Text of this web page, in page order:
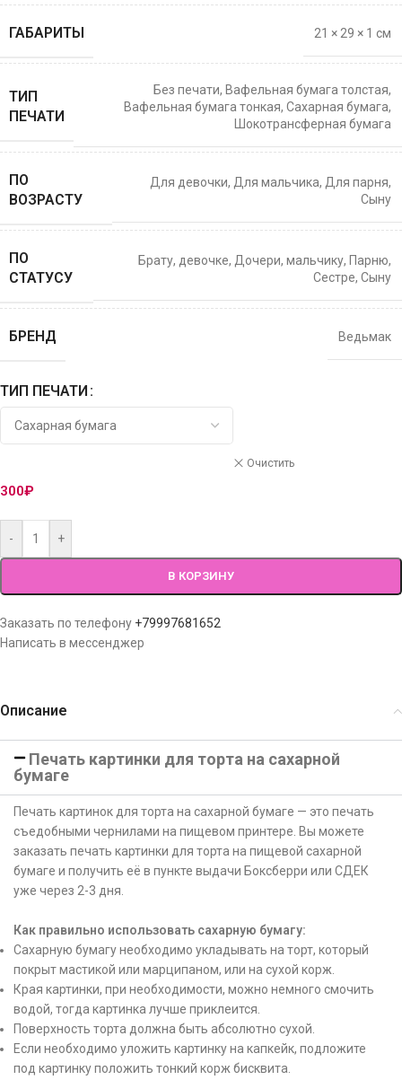
ГАБАРИТЫ 21 × 29 × 1 см
ТИП
ПЕЧАТИ
Без печати, Вафельная бумага толстая,
Вафельная бумага тонкая, Сахарная бумага,
Шокотрансферная бумага
ПО
ВОЗРАСТУ
Для девочки, Для мальчика, Для парня,
Сыну
ПО
СТАТУСУ
Брату, девочке, Дочери, мальчику, Парню,
Сестре, Сыну
БРЕНД Ведьмак
ТИП ПЕЧАТИ
Очистить
300₽
- +
В КОРЗИНУ
Заказать по телефону +79997681652
Написать в мессенджер
Описание
Печать картинки для торта на сахарной
бумаге
Печать картинок для торта на сахарной бумаге — это печать
съедобными чернилами на пищевом принтере. Вы можете
заказать печать картинки для торта на пищевой сахарной
бумаге и получить её в пункте выдачи Боксберри или СДЕК
уже через 2-3 дня.
Как правильно использовать сахарную бумагу:
Сахарную бумагу необходимо укладывать на торт, который
покрыт мастикой или марципаном, или на сухой корж.
Края картинки, при необходимости, можно немного смочить
водой, тогда картинка лучше приклеится.
Поверхность торта должна быть абсолютно сухой.
Если необходимо уложить картинку на капкейк, подложите
под картинку положить тонкий корж бисквита.